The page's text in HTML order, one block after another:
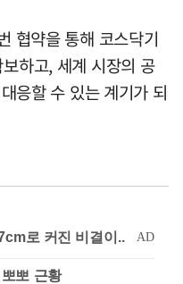
협약을 통해 코스닥기
하고, 세계 시장의 공
응할 수 있는 계기가 되
뽀 근황